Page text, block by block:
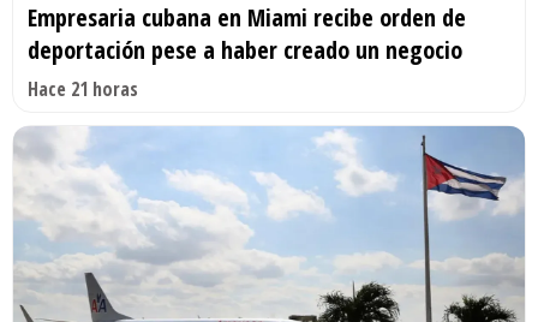
Empresaria cubana en Miami recibe orden de
deportación pese a haber creado un negocio
Hace 21 horas